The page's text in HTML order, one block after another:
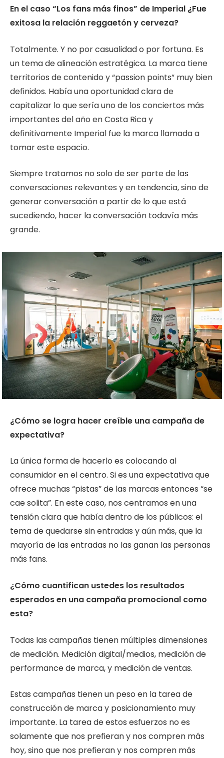
En el caso “Los fans más finos” de Imperial ¿Fue
exitosa la relación reggaetón y cerveza?
Totalmente. Y no por casualidad o por fortuna. Es
un tema de alineación estratégica. La marca tiene
territorios de contenido y “passion points” muy bien
definidos. Había una oportunidad clara de
capitalizar lo que sería uno de los conciertos más
importantes del año en Costa Rica y
definitivamente Imperial fue la marca llamada a
tomar este espacio.
Siempre tratamos no solo de ser parte de las
conversaciones relevantes y en tendencia, sino de
generar conversación a partir de lo que está
sucediendo, hacer la conversación todavía más
grande.
¿Cómo se logra hacer creíble una campaña de
expectativa?
La única forma de hacerlo es colocando al
consumidor en el centro. Si es una expectativa que
ofrece muchas “pistas” de las marcas entonces “se
cae solita”. En este caso, nos centramos en una
tensión clara que había dentro de los públicos: el
tema de quedarse sin entradas y aún más, que la
mayoría de las entradas no las ganan las personas
más fans.
¿Cómo cuantifican ustedes los resultados
esperados en una campaña promocional como
esta?
Todas las campañas tienen múltiples dimensiones
de medición. Medición digital/medios, medición de
performance de marca, y medición de ventas.
Estas campañas tienen un peso en la tarea de
construcción de marca y posicionamiento muy
importante. La tarea de estos esfuerzos no es
solamente que nos prefieran y nos compren más
hoy, sino que nos prefieran y nos compren más